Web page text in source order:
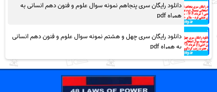
دانلود رایگان سری پنجاهم نمونه سوال علوم و فنون دهم انسانی به
همراه pdf
دانلود رایگان سری چهل و هشتم نمونه سوال علوم و فنون دهم انسانی
به همراه pdf